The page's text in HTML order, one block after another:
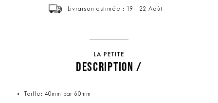
Livraison estimée : 19 - 22 Août
LA PETITE
DESCRIPTION /
Taille: 40mm par 60mm